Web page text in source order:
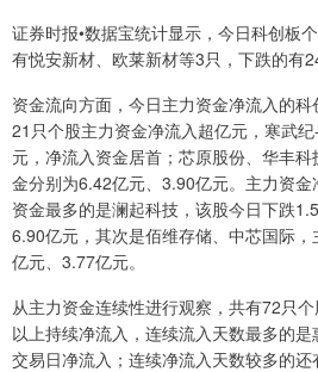
证券时报•数据宝统计显示，今日科创板
有悦安新材、欧莱新材等3只，下跌的有
资金流向方面，今日主力资金净流入的科
21只个股主力资金净流入超亿元，寒武
元，净流入资金居首；芯原股份、华丰
金分别为6.42亿元、3.90亿元。主力资
资金最多的是澜起科技，该股今日下跌
6.90亿元，其次是佰维存储、中芯国际
亿元、3.77亿元。
从主力资金连续性进行观察，共有72只
以上持续净流入，连续流入天数最多的
交易日净流入；连续净流入天数较多的